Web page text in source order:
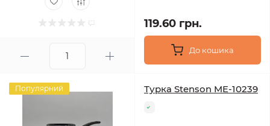
119.60 грн.
До кошика
Популярний Турка Stenson ME-10239